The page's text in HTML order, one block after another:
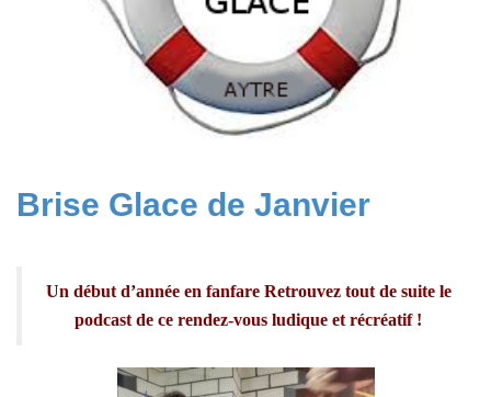
Brise Glace de Janvier
Un début d’année en fanfare Retrouvez tout de suite le
podcast de ce rendez-vous ludique et récréatif !